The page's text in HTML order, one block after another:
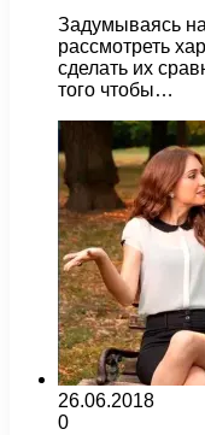
Задумываясь
рассмотреть
сделать их
того чтобы…
26.06.2018
0